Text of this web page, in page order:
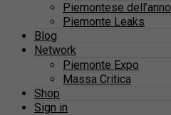
Piemontese dell’anno
Piemonte Leaks
Blog
Network
Piemonte Expo
Massa Critica
Shop
Sign in